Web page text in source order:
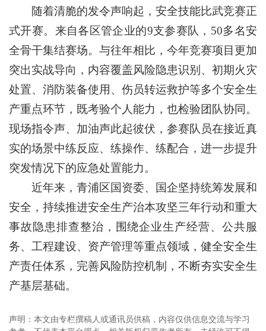
随着清脆的发令声响起，安全技能比武竞赛正
式开赛。来自各区管企业的9支参赛队，50多名安
全骨干集结赛场。与往年相比，今年竞赛项目更加
突出实战导向，内容覆盖风险隐患识别、初期火灾
处置、消防装备使用、伤员转运救护等多个安全生
产重点环节，既考验个人能力，也检验团队协同。
现场指令声、加油声此起彼伏，参赛队员在接近真
实的场景中练反应、练操作、练配合，进一步提升
突发情况下的应急处置能力。
近年来，青浦区国资委、国企坚持统筹发展和
安全，持续推进安全生产治本攻坚三年行动和重大
事故隐患排查整治，围绕企业生产经营、公共服
务、工程建设、资产管理等重点领域，健全安全生
产责任体系，完善风险防控机制，不断夯实安全生
产基层基础。
声明：本文由专栏撰稿人或通讯员供稿，内容仅供信息交流与学习